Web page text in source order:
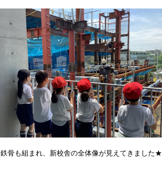
鉄骨も組まれ、新校舎の全体像が見えてきました★